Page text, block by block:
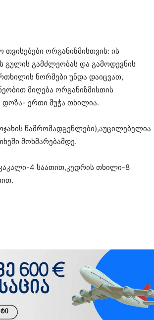
ორგანიზმისთვის: ის
გულის გამძლეობას და გამოდევნის
ნორმები უნდა დაიცვათ,
მიღება ორგანიზმისთის
ერთი მუჭა თხილია.
წამრომადგენლები),აუცილებელია
მოხმარებამდე.
4 საათით,კედრის თხილი-8